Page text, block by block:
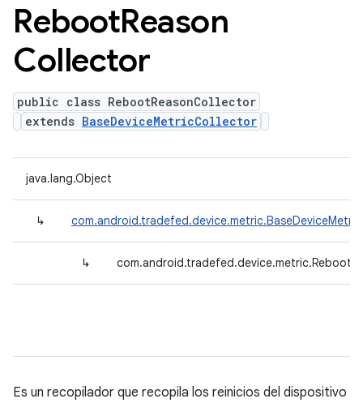
RebootReason
Collector
public class RebootReasonCollector
extends BaseDeviceMetricCollector
java.lang.Object
↳
↳
Es un recopilador que recopila los reinicios del dispositivo